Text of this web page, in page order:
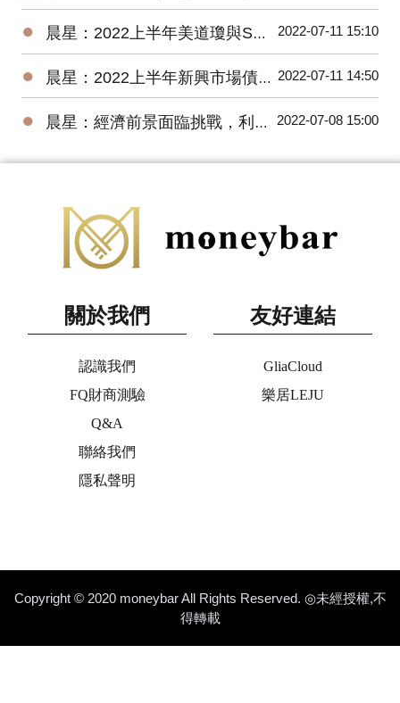
● 晨星：2022上半年美道瓊與S&P500 數下跌15.30%、20.56%，台股基金平均報酬率為-22.18% 2022-07-11 15:10
● 晨星：2022上半年新興市場債券基金因俄羅斯債券跌幅最深 2022-07-11 14:50
● 晨星：經濟前景面臨挑戰，利率將進一步上升 2022-07-08 15:00
關於我們
認識我們
FQ財商測驗
Q&A
聯絡我們
隱私聲明
友好連結
GliaCloud
樂居LEJU
Copyright © 2020 moneybar All Rights Reserved. ◎未經授權,不
得轉載